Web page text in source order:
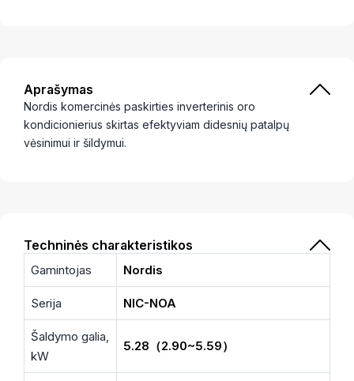
Aprašymas
Nordis komercinės paskirties inverterinis oro
kondicionierius skirtas efektyviam didesnių patalpų
vėsinimui ir šildymui.
Techninės charakteristikos
Gamintojas Nordis
Serija NIC-NOA
Šaldymo galia,
kW
5.28（2.90~5.59）